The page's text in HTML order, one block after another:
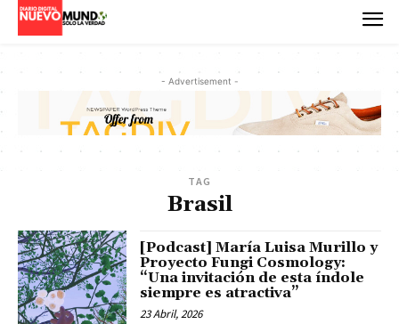
- Advertisement -
TAG
Brasil
[Podcast] María Luisa Murillo y
Proyecto Fungi Cosmology:
“Una invitación de esta índole
siempre es atractiva”
23 Abril, 2026